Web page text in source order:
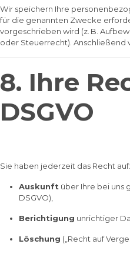
Wir speichern Ihre
für die genannten Zwecke
vorgeschrieben wird (z. B.
oder Steuerrecht). Anschließend
8. Ihre
DSGVO
Sie haben jederzeit das Recht auf:
Auskunft über Ihre bei uns
DSGVO),
Berichtigung unrichtiger
Löschung („Recht auf